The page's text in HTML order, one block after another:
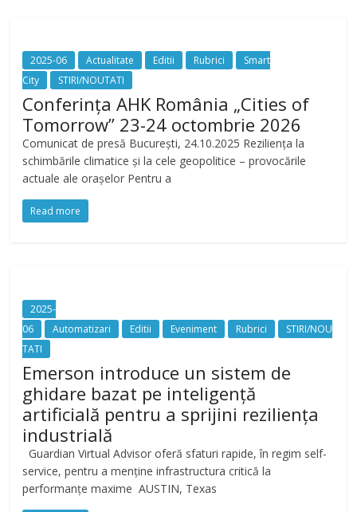
2025-06 Actualitate Editii Rubrici
Smart
City
STIRI/NOUTATI
Conferința AHK România „Cities of
Tomorrow” 23-24 octombrie 2026
Comunicat de presă București, 24.10.2025 Reziliența la
schimbările climatice și la cele geopolitice – provocările
actuale ale orașelor Pentru a
Read more
2025-
06
Automatizari Editii Eveniment Rubrici
STIRI/NOU
TATI
Emerson introduce un sistem de
ghidare bazat pe inteligență
artificială pentru a sprijini reziliența
industrială
Guardian Virtual Advisor oferă sfaturi rapide, în regim self-
service, pentru a menține infrastructura critică la
performanțe maxime AUSTIN, Texas